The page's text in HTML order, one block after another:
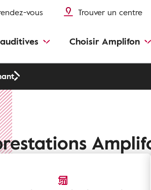
vous Trouver un centre
Choisir Amplifon